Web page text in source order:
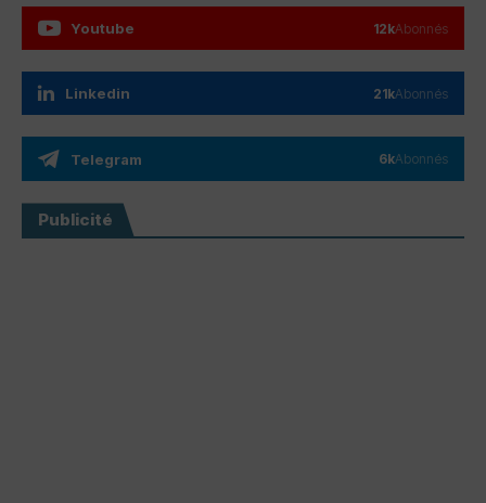
Youtube 12kAbonnés
Linkedin 21kAbonnés
Telegram 6kAbonnés
Publicité